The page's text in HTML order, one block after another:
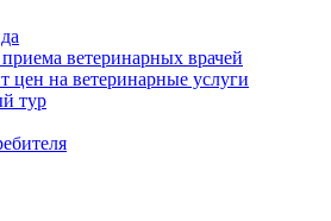
ветеринарных врачей
цен на ветеринарные услуги
тур